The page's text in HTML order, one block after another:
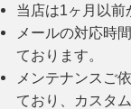
当店は1ヶ月以前
メールの対応時
ております。
メンテナンスご
ており、カスタ